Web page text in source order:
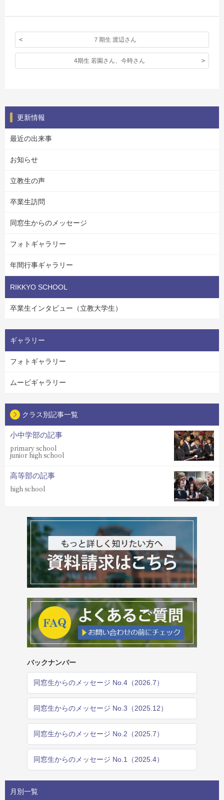
７期生 渡辺さん
4期生 若園さん、今時さん
更新情報
最近の出来事
お知らせ
立教生の声
卒業生訪問
同窓生からのメッセージ
フォトギャラリー
年間行事ギャラリー
RIKKYO SCHOOL
卒業生インタビュー（立教大学生）
ギャラリー
フォトギャラリー
ムービギャラリー
クラス別記事一覧
小中学部の記事
primary school
junior high school
高等部の記事
high school
バックナンバー
同窓生からのメッセージ No.4（2026.7）
同窓生からのメッセージ No.3（2025.12）
同窓生からのメッセージ No.2（2025.7）
同窓生からのメッセージ No.1（2025.4）
月別一覧